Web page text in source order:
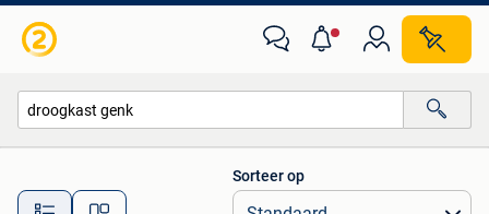
Alle afstanden…
Sorteer op